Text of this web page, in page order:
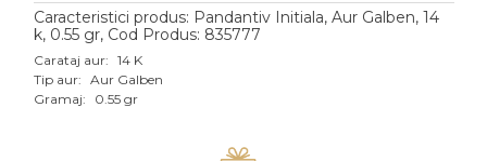
Aur galben
Aur alb
Aur roz
Caracteristici produs: Pandantiv Initiala, Aur Galben, 14
k, 0.55 gr, Cod Produs: 835777
Carataj aur: 14 K
Tip aur: Aur Galben
Gramaj:
0.55 gr